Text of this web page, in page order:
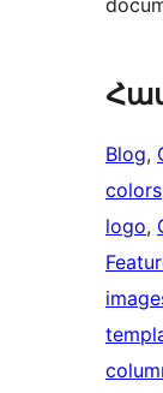
Blog,
colors
logo,